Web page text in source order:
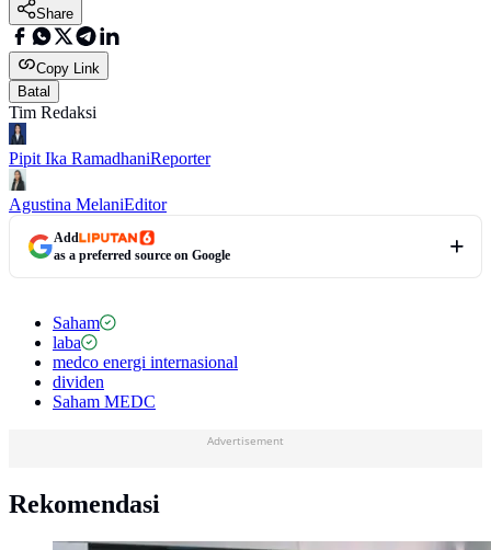
Share
Copy Link
Batal
Tim Redaksi
Pipit Ika RamadhaniReporter
Agustina MelaniEditor
Add
as a preferred source on Google
Saham
laba
medco energi internasional
dividen
Saham MEDC
Advertisement
Rekomendasi